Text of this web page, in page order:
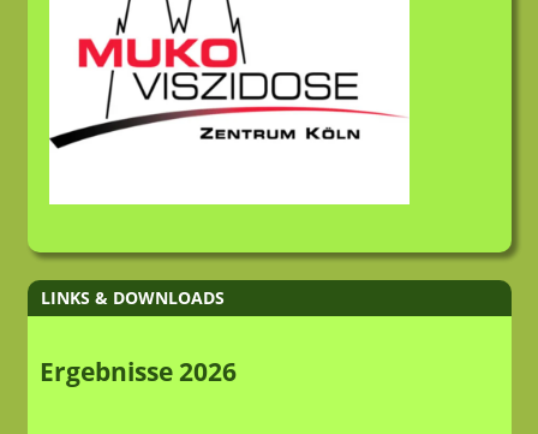
LINKS & DOWNLOADS
Ergebnisse 2026